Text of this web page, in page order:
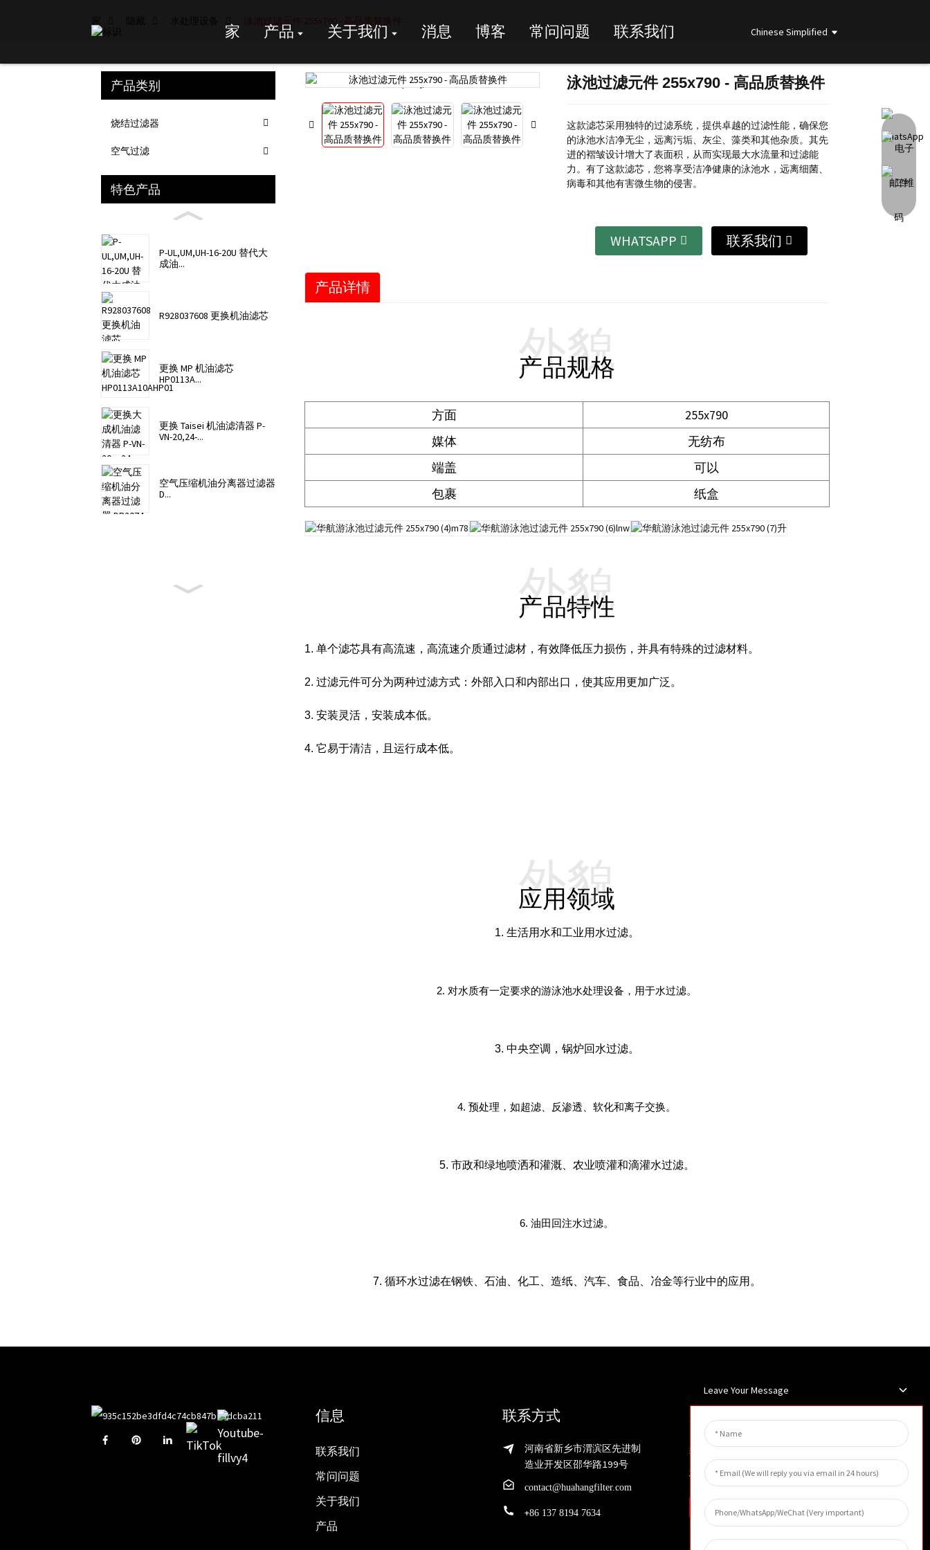
家 产品 关于我们 消息 博客 常问问题 联系我们 Chinese Simplified
泳池过滤元件 255x790 - 高品质替换件
产品类别
烧结过滤器
空气过滤
特色产品
P-UL,UM,UH-16-20U 替代大
成油...
R928037608 更换机油滤芯
更换 MP 机油滤芯
HP0113A...
更换 Taisei 机油滤清器 P-
VN-20,24-...
空气压缩机油分离器过滤器
D...
Loading...
Loading... Loading...
Loading... Loading...
Loading...
泳池过滤元件 255x790 - 高品质替换件
这款滤芯采用独特的过滤系统，提供卓越的过滤性能，确保您
的泳池水洁净无尘，远离污垢、灰尘、藻类和其他杂质。其先
进的褶皱设计增大了表面积，从而实现最大水流量和过滤能
力。有了这款滤芯，您将享受洁净健康的泳池水，远离细菌、
病毒和其他有害微生物的侵害。
WHATSAPP 联系我们
产品详情
产品规格
外貌
方面
255x790
媒体
无纺布
端盖
可以
包裹
纸盒
产品特性
外貌
1. 单个滤芯具有高流速，高流速介质通过滤材，有效降低压力损伤，并具有特殊的过滤材料。
2. 过滤元件可分为两种过滤方式：外部入口和内部出口，使其应用​​更加广泛。
3. 安装灵活，安装成本低。
4. 它易于清洁，且运行成本低。
应用领域
外貌
1. 生活用水和工业用水过滤。
2. 对水质有一定要求的游泳池水处理设备，用于水过滤。
3. 中央空调，锅炉回水过滤。
4. 预处理，如超滤、反渗透、软化和离子交换。
5. 市政和绿地喷洒和灌溉、农业喷灌和滴灌水过滤。
6. 油田回注水过滤。
7. 循环水过滤在钢铁、石油、化工、造纸、汽车、食品、冶金等行业中的应用。
信息
联系我们
常问问题
关于我们
产品
联系方式
河南省新乡市渭滨区先进制
造业开发区邵华路199号
contact@huahangfilter.com
+86 137 8194 7634
新闻简报
输入您的电子邮件地址，我们将向
您发送最新资讯计划。
询问
Leave Your Message